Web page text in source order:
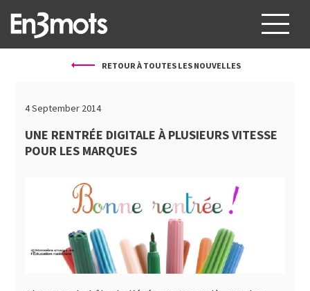
À PROPOS
PROJETS
CONTACT
FR EN
RETOUR À TOUTES LES NOUVELLES
4 September 2014
UNE RENTRÉE DIGITALE À PLUSIEURS VITESSE
POUR LES MARQUES